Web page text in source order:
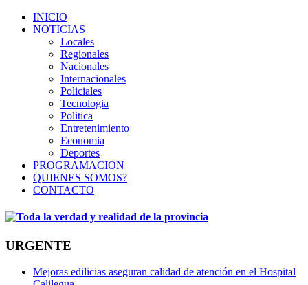
INICIO
NOTICIAS
Locales
Regionales
Nacionales
Internacionales
Policiales
Tecnologia
Politica
Entretenimiento
Economia
Deportes
PROGRAMACION
QUIENES SOMOS?
CONTACTO
URGENTE
Mejoras edilicias aseguran calidad de atención en el Hospital